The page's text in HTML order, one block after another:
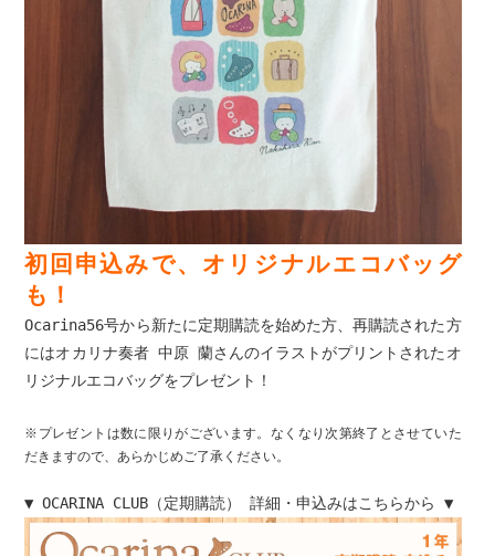
初回申込みで、オリジナルエコバッグ
も！
Ocarina56号から新たに定期購読を始めた方、再購読された方
にはオカリナ奏者 中原 蘭さんのイラストがプリントされたオ
リジナルエコバッグをプレゼント！
※プレゼントは数に限りがございます。なくなり次第終了とさせていた
だきますので、あらかじめご了承ください。
▼ OCARINA CLUB（定期購読） 詳細・申込みはこちらから ▼